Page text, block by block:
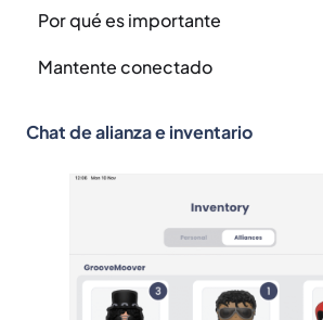
Por qué es importante
Mantente conectado
Chat de alianza e inventario